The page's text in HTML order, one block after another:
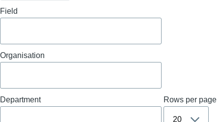
Field
Organisation
Department Rows per page